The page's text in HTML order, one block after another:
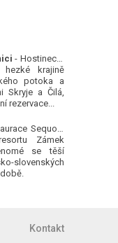
- Hostinec a
krajině
potoka a
Skryje a Čilá,
rezervace...
Sequoia
Zámek
se těší
slovenských
Kontakt